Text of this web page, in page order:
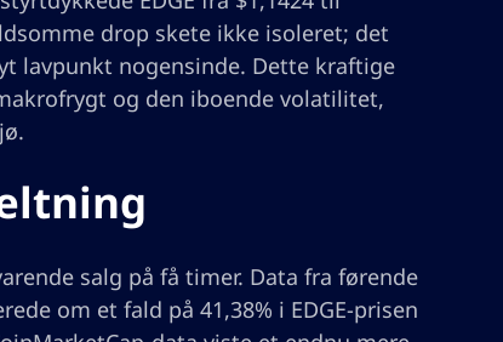
drop skete ikke isoleret; det
lavpunkt nogensinde. Dette kraftige
og den iboende volatilitet,
salg på få timer. Data fra førende
om et fald på 41,38% i EDGE-prisen